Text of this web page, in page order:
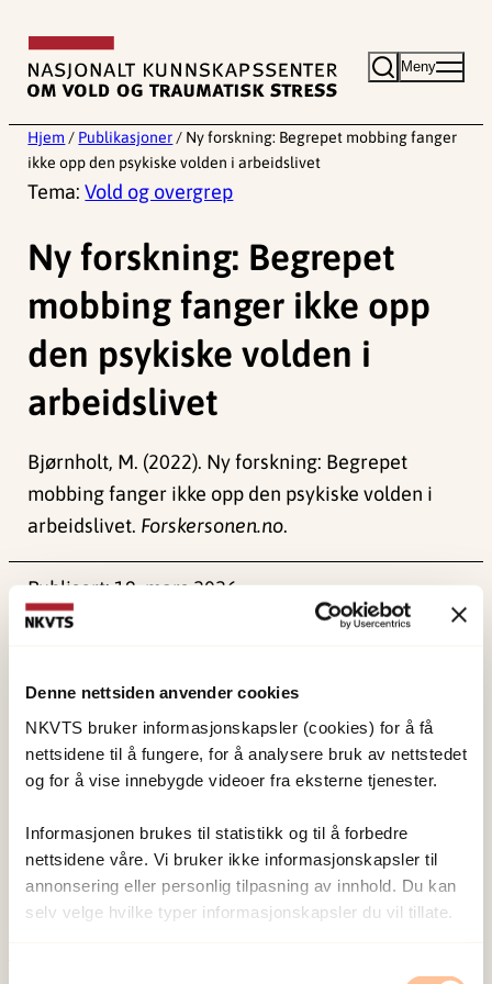
Denne nettsiden anvender cookies
NKVTS bruker informasjonskapsler (cookies) for å få
nettsidene til å fungere, for å analysere bruk av nettstedet
og for å vise innebygde videoer fra eksterne tjenester.
Informasjonen brukes til statistikk og til å forbedre
nettsidene våre. Vi bruker ikke informasjonskapsler til
annonsering eller personlig tilpasning av innhold. Du kan
selv velge hvilke typer informasjonskapsler du vil tillate.
innhold
Meny
Hjem / Publikasjoner / Ny forskning: Begrepet mobbing fanger
ikke opp den psykiske volden i arbeidslivet
Tema:Vold og overgrep
Ny forskning: Begrepet
mobbing fanger ikke opp
den psykiske volden i
arbeidslivet
Bjørnholt, M. (2022). Ny forskning: Begrepet
mobbing fanger ikke opp den psykiske volden i
arbeidslivet. Forskersonen.no.
Publisert:19. mars 2026
Sist redigert:
NKVTS utvikler og sprer kunnskap og kompetanse
til å forebygge og redusere de helsemessige og
sosiale konsekvensene som vold og traumatisk
stress kan medføre.